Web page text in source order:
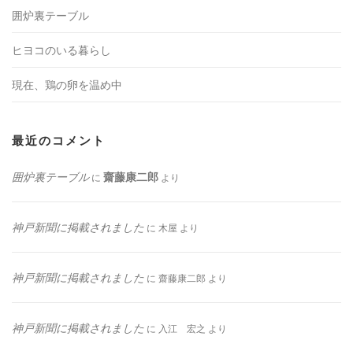
囲炉裏テーブル
ヒヨコのいる暮らし
現在、鶏の卵を温め中
最近のコメント
囲炉裏テーブルに 齋藤康二郎 より
神戸新聞に掲載されました に 木屋 より
神戸新聞に掲載されました に 齋藤康二郎 より
神戸新聞に掲載されました に 入江 宏之 より